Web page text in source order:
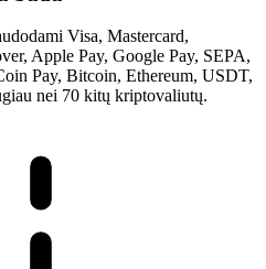
Visa, Mastercard,
Apple Pay, Google Pay, SEPA,
Pay, Bitcoin, Ethereum, USDT,
nei 70 kitų kriptovaliutų.